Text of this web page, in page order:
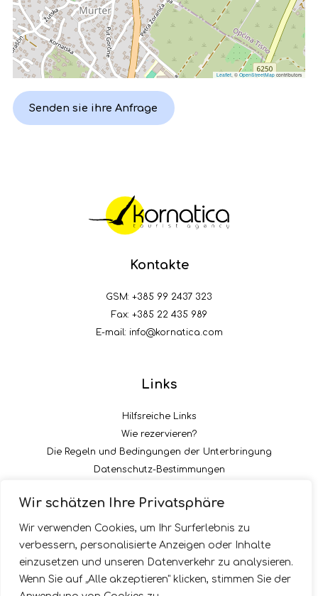
Wir schätzen Ihre Privatsphäre
Wir verwenden Cookies, um Ihr Surferlebnis zu
verbessern, personalisierte Anzeigen oder Inhalte
einzusetzen und unseren Datenverkehr zu analysieren.
Wenn Sie auf „Alle akzeptieren" klicken, stimmen Sie der
Leaflet , ©OpenStreetMap contributors
Senden sie ihre Anfrage
Kontakte
GSM: +385 99 2437 323
Fax: +385 22 435 989
E-mail: info@kornatica.com
Links
Hilfsreiche Links
Wie rezervieren?
Die Regeln und Bedingungen der Unterbringung
Datenschutz-Bestimmungen
Folgen Sie uns